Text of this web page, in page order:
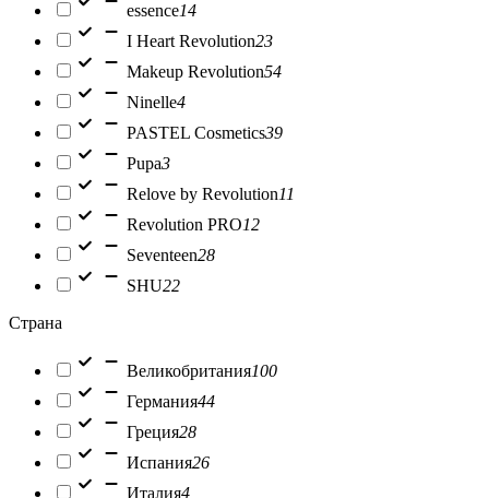
essence14
I Heart Revolution23
Makeup Revolution54
Ninelle4
PASTEL Cosmetics39
Pupa3
Relove by Revolution11
Revolution PRO12
Seventeen28
SHU22
Страна
Великобритания100
Германия44
Греция28
Испания26
Италия4